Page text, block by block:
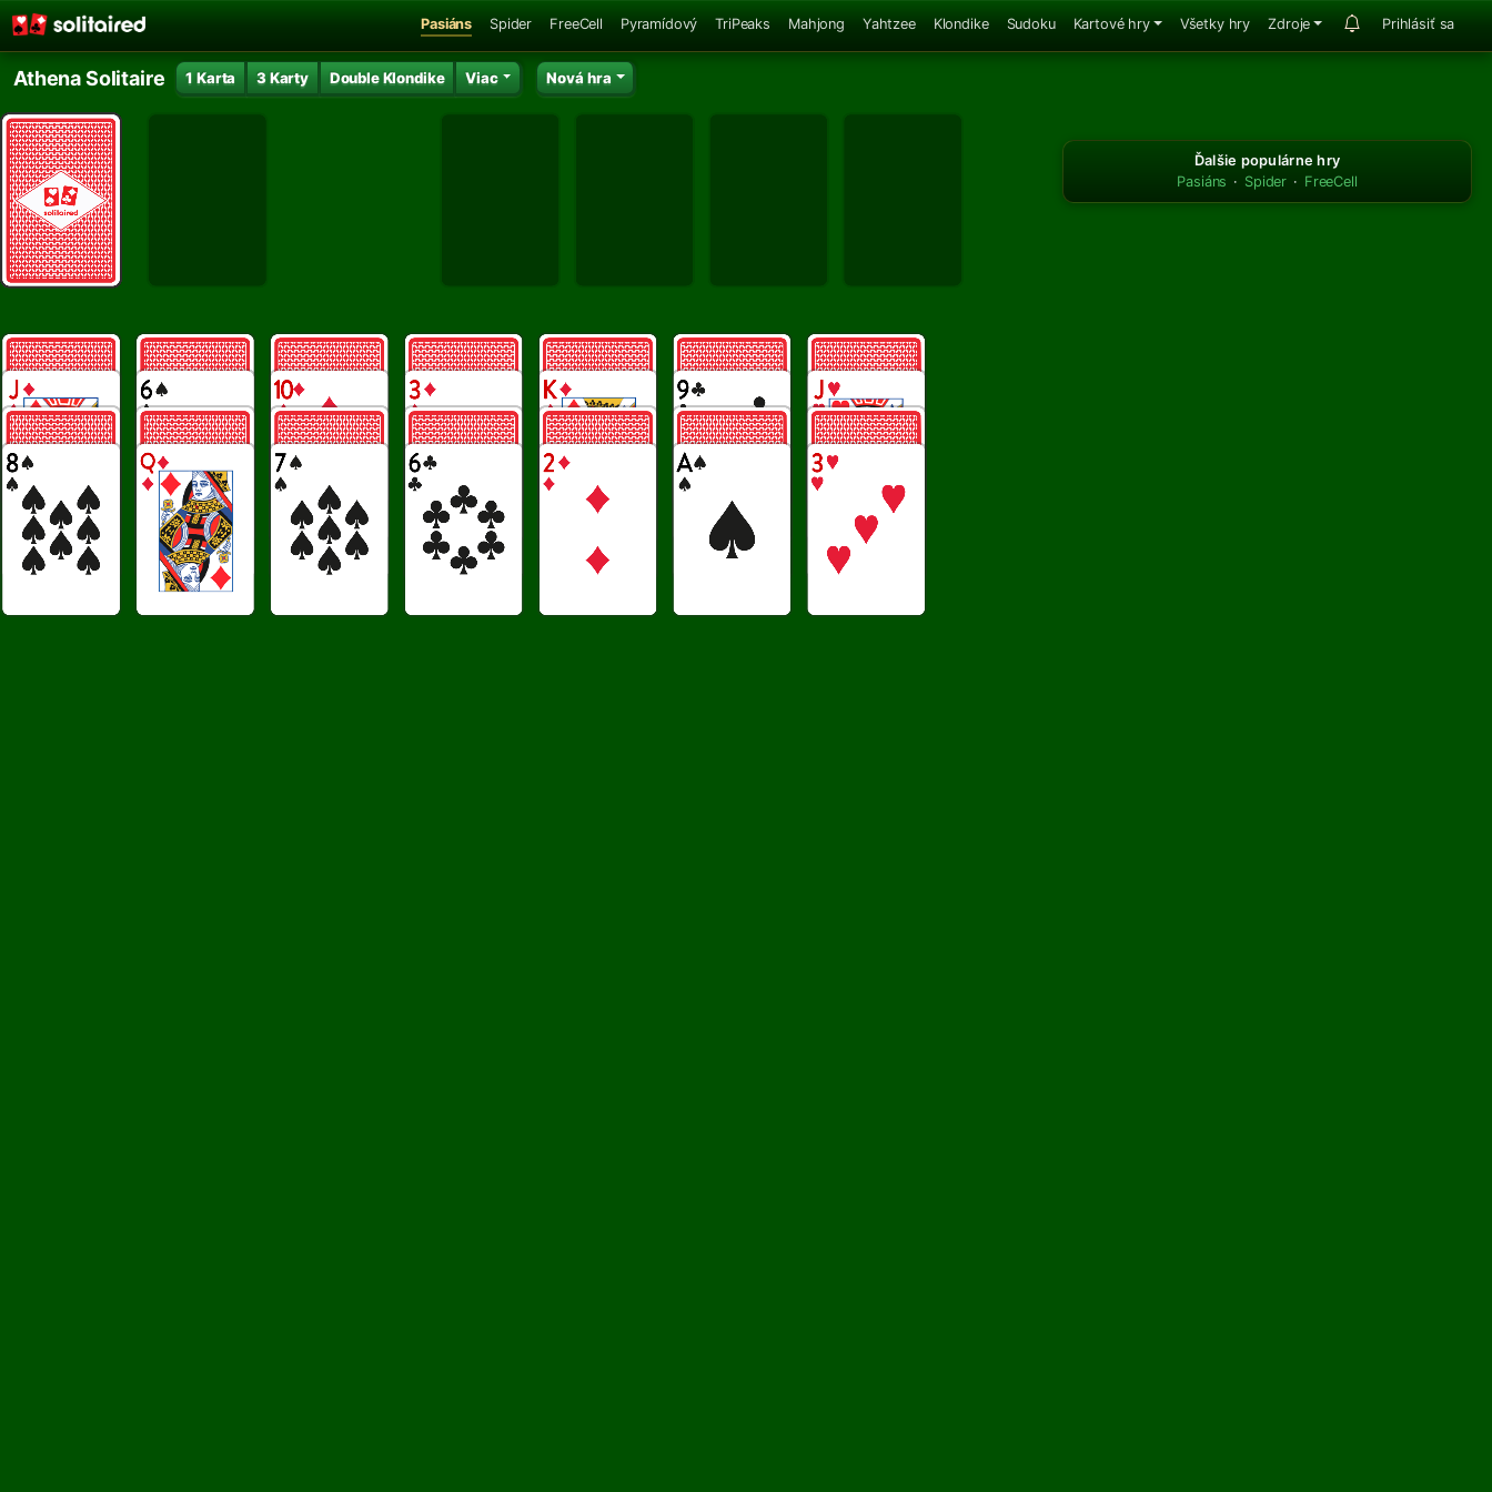
Pasiáns Spider FreeCell Pyramídový TriPeaks Mahjong Yahtzee Klondike Sudoku Kartové hry Všetky hry Zdroje Prihlásiť sa
Athena Solitaire 1 Karta 3 Karty Double Klondike Viac Nová hra
Ďalšie populárne hry
Pasiáns · Spider · FreeCell